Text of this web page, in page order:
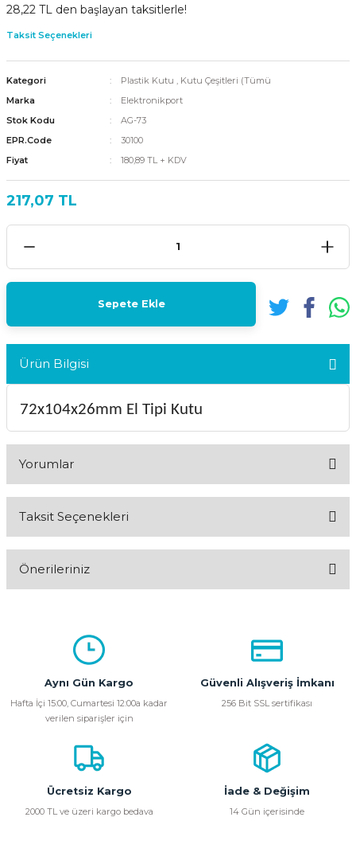
28,22 TL den başlayan taksitlerle!
Taksit Seçenekleri
Kategori Plastik Kutu , Kutu Çeşitleri (Tümü
Marka
Elektronikport
Stok Kodu
AG-73
EPR.Code
30100
Fiyat
180,89 TL + KDV
217,07 TL
Sepete Ekle
Ürün Bilgisi
72x104x26mm El Tipi Kutu
Yorumlar
Taksit Seçenekleri
Önerileriniz
kullanarak tarafımıza iletebilirsiniz.
Görüş ve önerileriniz için teşekkür ederiz.
Ürün açıklamasında eksik bilgiler bulunuyor.
Ürün bilgilerinde hatalar bulunuyor.
Ürün fiyatı diğer sitelerden daha pahalı.
Bu ürüne benzer farklı alternatifler olmalı.
Aynı Gün Kargo
Hafta İçi 15:00, Cumartesi 12:00a kadar
verilen siparişler için
Güvenli Alışveriş İmkanı
256 Bit SSL sertifikası
Ücretsiz Kargo
2000 TL ve üzeri kargo bedava
İade & Değişim
14 Gün içerisinde